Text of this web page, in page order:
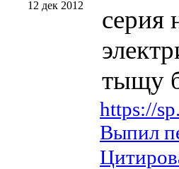
12 дек 2012
серия
тыщу
https://
Выпил